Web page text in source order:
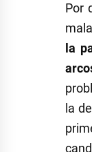
Por
la
la